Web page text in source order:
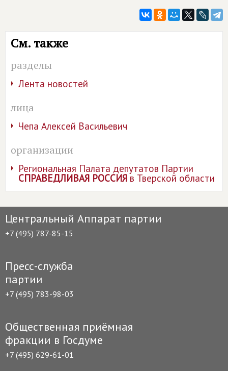
См. также
разделы
Лента новостей
лица
Чепа Алексей Васильевич
организации
Региональная Палата депутатов Партии
СПРАВЕДЛИВАЯ РОССИЯв Тверской области
Центральный Аппарат партии
+7 (495) 787-85-15
Пресс-служба
партии
+7 (495) 783-98-03
Общественная приёмная
фракции в Госдуме
+7 (495) 629-61-01